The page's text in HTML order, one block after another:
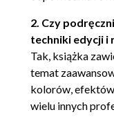
2. Czy
techniki edycji i
Tak, książka
temat
kolorów,
wielu innych